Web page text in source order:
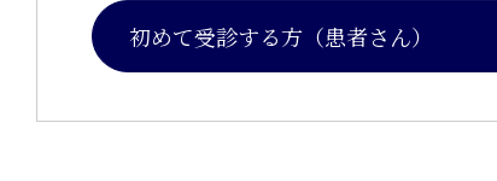
初めて受診する方（患者さん）